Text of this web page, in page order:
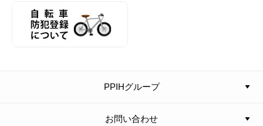
PPIHグループ
お問い合わせ